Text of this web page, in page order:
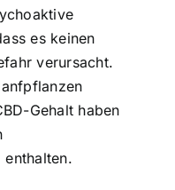
es keinen
verursacht.
Gehalt haben